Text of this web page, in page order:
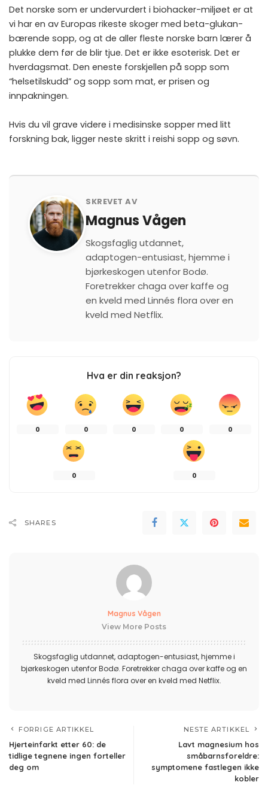
Det norske som er undervurdert i biohacker-miljøet er at
vi har en av Europas rikeste skoger med beta-glukan-
bærende sopp, og at de aller fleste norske barn lærer å
plukke dem før de blir tjue. Det er ikke esoterisk. Det er
hverdagsmat. Den eneste forskjellen på sopp som
“helsetilskudd” og sopp som mat, er prisen og
innpakningen.
Hvis du vil grave videre i medisinske sopper med litt
forskning bak, ligger neste skritt i reishi sopp og søvn.
SKREVET AV
Magnus Vågen
Skogsfaglig utdannet,
adaptogen-entusiast, hjemme i
bjørkeskogen utenfor Bodø.
Foretrekker chaga over kaffe og
en kveld med Linnés flora over en
kveld med Netflix.
Hva er din reaksjon?
0 0 0 0 0
0 0
SHARES
Magnus Vågen
View More Posts
Skogsfaglig utdannet, adaptogen-entusiast, hjemme i
bjørkeskogen utenfor Bodø. Foretrekker chaga over kaffe og en
kveld med Linnés flora over en kveld med Netflix.
FORRIGE ARTIKKEL
Hjerteinfarkt etter 60: de
tidlige tegnene ingen forteller
deg om
NESTE ARTIKKEL
Lavt magnesium hos
småbarnsforeldre:
symptomene fastlegen ikke
kobler